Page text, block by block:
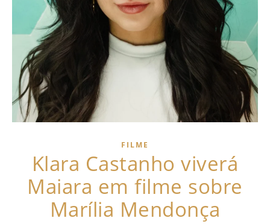
FILME
Klara Castanho viverá
Maiara em filme sobre
Marília Mendonça